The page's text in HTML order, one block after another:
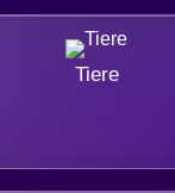
Tiere